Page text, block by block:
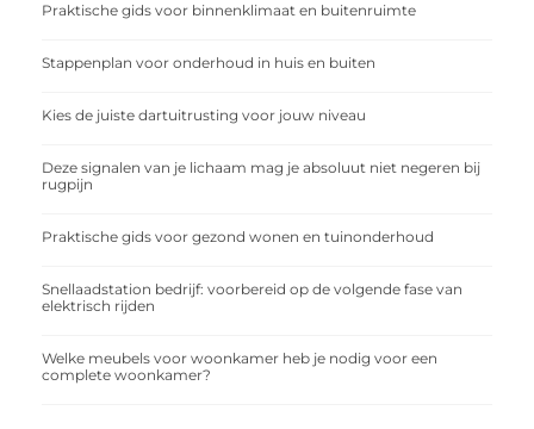
Praktische gids voor binnenklimaat en buitenruimte
Stappenplan voor onderhoud in huis en buiten
Kies de juiste dartuitrusting voor jouw niveau
Deze signalen van je lichaam mag je absoluut niet negeren bij
rugpijn
Praktische gids voor gezond wonen en tuinonderhoud
Snellaadstation bedrijf: voorbereid op de volgende fase van
elektrisch rijden
Welke meubels voor woonkamer heb je nodig voor een
complete woonkamer?